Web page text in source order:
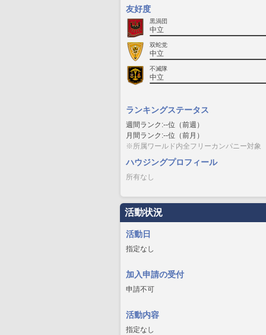
友好度
黒渦団
中立
双蛇党
中立
不滅隊
中立
ランキングステータス
週間ランク:--位（前週）
月間ランク:--位（前月）
※所属ワールド内全フリーカンパニー対象
ハウジングプロフィール
所有なし
活動状況
活動日
指定なし
加入申請の受付
申請不可
活動内容
指定なし